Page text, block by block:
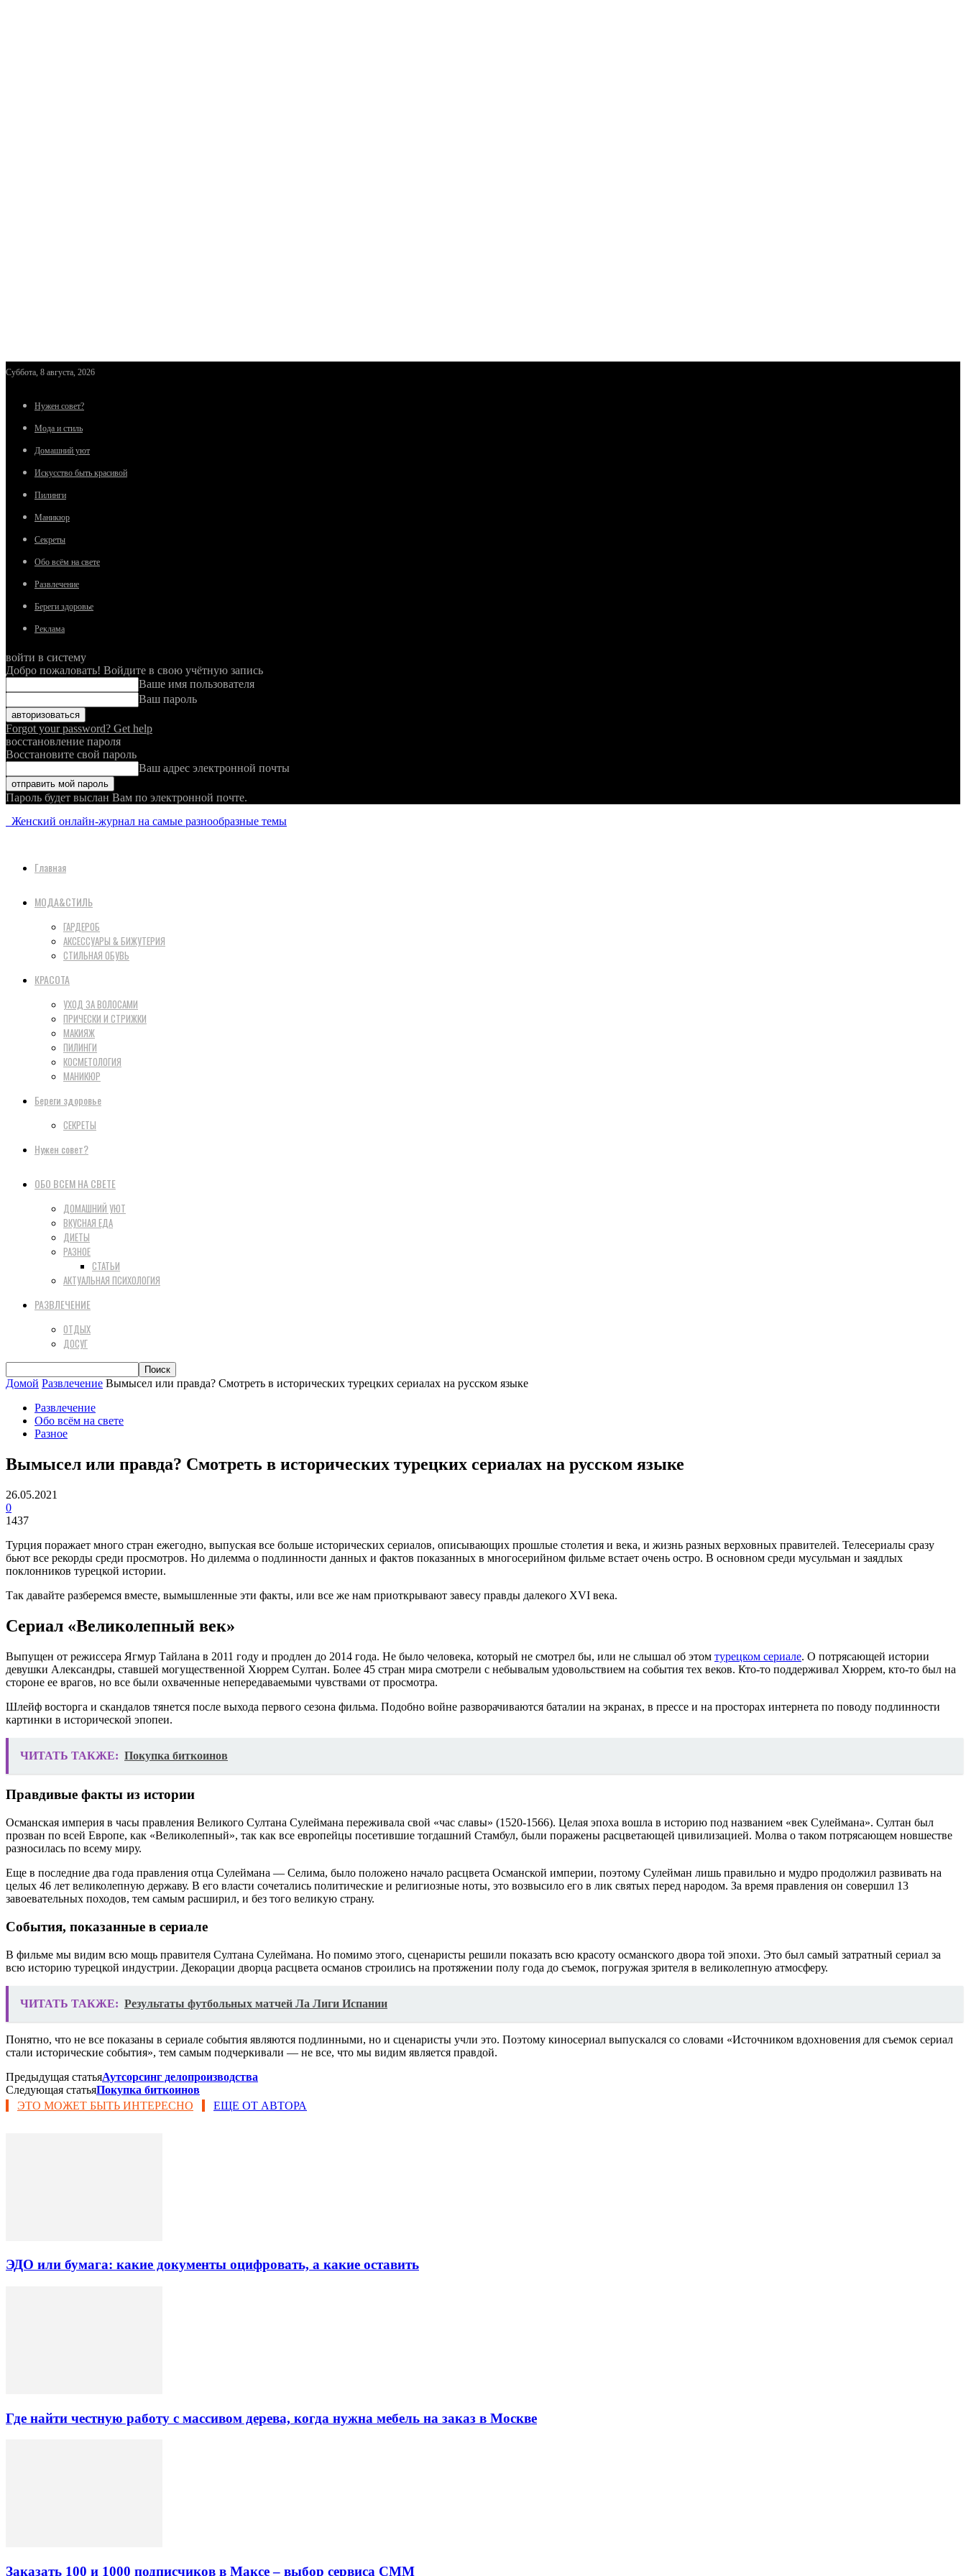
Суббота, 8 августа, 2026
Нужен совет?
Мода и стиль
Домашний уют
Искусство быть красивой
Пилинги
Маникюр
Секреты
Обо всём на свете
Развлечение
Береги здоровье
Реклама
войти в систему
Добро пожаловать! Войдите в свою учётную запись
Ваше имя пользователя
Ваш пароль
Forgot your password? Get help
восстановление пароля
Восстановите свой пароль
Ваш адрес электронной почты
Пароль будет выслан Вам по электронной почте.
Женский онлайн-журнал на самые разнообразные темы
Главная
МОДА&СТИЛЬ
ГАРДЕРОБ
АКСЕССУАРЫ & БИЖУТЕРИЯ
СТИЛЬНАЯ ОБУВЬ
КРАСОТА
УХОД ЗА ВОЛОСАМИ
ПРИЧЕСКИ И СТРИЖКИ
МАКИЯЖ
ПИЛИНГИ
КОСМЕТОЛОГИЯ
МАНИКЮР
Береги здоровье
СЕКРЕТЫ
Нужен совет?
ОБО ВСЕМ НА СВЕТЕ
ДОМАШНИЙ УЮТ
ВКУСНАЯ ЕДА
ДИЕТЫ
РАЗНОЕ
СТАТЬИ
АКТУАЛЬНАЯ ПСИХОЛОГИЯ
РАЗВЛЕЧЕНИЕ
ОТДЫХ
ДОСУГ
Домой Развлечение Вымысел или правда? Смотреть в исторических турецких сериалах на русском языке
Развлечение
Обо всём на свете
Разное
Вымысел или правда? Смотреть в исторических турецких сериалах на русском языке
26.05.2021
0
1437
Турция поражает много стран ежегодно, выпуская все больше исторических сериалов, описывающих прошлые столетия и века, и жизнь разных верховных правителей. Телесериалы сразу
бьют все рекорды среди просмотров. Но дилемма о подлинности данных и фактов показанных в многосерийном фильме встает очень остро. В основном среди мусульман и заядлых
поклонников турецкой истории.
Так давайте разберемся вместе, вымышленные эти факты, или все же нам приоткрывают завесу правды далекого XVI века.
Сериал «Великолепный век»
Выпущен от режиссера Ягмур Тайлана в 2011 году и продлен до 2014 года. Не было человека, который не смотрел бы, или не слышал об этом турецком сериале. О потрясающей истории
девушки Александры, ставшей могущественной Хюррем Султан. Более 45 стран мира смотрели с небывалым удовольствием на события тех веков. Кто-то поддерживал Хюррем, кто-то был на
стороне ее врагов, но все были охваченные непередаваемыми чувствами от просмотра.
Шлейф восторга и скандалов тянется после выхода первого сезона фильма. Подобно войне разворачиваются баталии на экранах, в прессе и на просторах интернета по поводу подлинности
картинки в исторической эпопеи.
ЧИТАТЬ ТАКЖЕ: Покупка биткоинов
Правдивые факты из истории
Османская империя в часы правления Великого Султана Сулеймана переживала свой «час славы» (1520-1566). Целая эпоха вошла в историю под названием «век Сулеймана». Султан был
прозван по всей Европе, как «Великолепный», так как все европейцы посетившие тогдашний Стамбул, были поражены расцветающей цивилизацией. Молва о таком потрясающем новшестве
разносилась по всему миру.
Еще в последние два года правления отца Сулеймана — Селима, было положено начало расцвета Османской империи, поэтому Сулейман лишь правильно и мудро продолжил развивать на
целых 46 лет великолепную державу. В его власти сочетались политические и религиозные ноты, это возвысило его в лик святых перед народом. За время правления он совершил 13
завоевательных походов, тем самым расширил, и без того великую страну.
События, показанные в сериале
В фильме мы видим всю мощь правителя Султана Сулеймана. Но помимо этого, сценаристы решили показать всю красоту османского двора той эпохи. Это был самый затратный сериал за
всю историю турецкой индустрии. Декорации дворца расцвета османов строились на протяжении полу года до съемок, погружая зрителя в великолепную атмосферу.
ЧИТАТЬ ТАКЖЕ: Результаты футбольных матчей Ла Лиги Испании
Понятно, что не все показаны в сериале события являются подлинными, но и сценаристы учли это. Поэтому киносериал выпускался со словами «Источником вдохновения для съемок сериал
стали исторические события», тем самым подчеркивали — не все, что мы видим является правдой.
Предыдущая статьяАутсорсинг делопроизводства
Следующая статьяПокупка биткоинов
ЭТО МОЖЕТ БЫТЬ ИНТЕРЕСНО
ЕЩЕ ОТ АВТОРА
ЭДО или бумага: какие документы оцифровать, а какие оставить
Где найти честную работу с массивом дерева, когда нужна мебель на заказ в Москве
Заказать 100 и 1000 подписчиков в Максе – выбор сервиса СММ